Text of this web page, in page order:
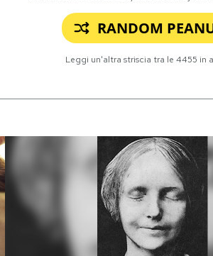
RANDOM
Leggi un'altra striscia tra le 4455 in